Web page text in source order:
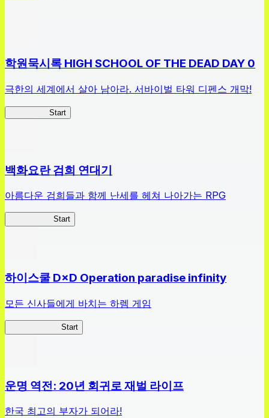
학원묵시록 HIGH SCHOOL OF THE DEAD DAY 0
극한의 세계에서 살아 남아라. 서바이벌 타워 디펜스 개막!
Start
백화요란 검희 연대기
아름다운 검희들과 함께 난세를 헤쳐 나아가는 RPG
Start
하이스쿨 D×D Operation paradise infinity
모든 신사들에게 바치는 하렘 게임
Start
운명 역전: 20년 회귀로 재벌 라이프
한국 최고의 부자가 되어라!